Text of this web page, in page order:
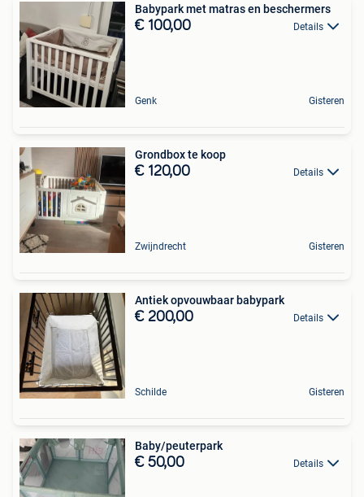
Babypark met matras en beschermers
€ 100,00 Details
Genk Gisteren
Grondbox te koop
€ 120,00 Details
Zwijndrecht Gisteren
Antiek opvouwbaar babypark
€ 200,00 Details
Schilde Gisteren
Baby/peuterpark
€ 50,00 Details